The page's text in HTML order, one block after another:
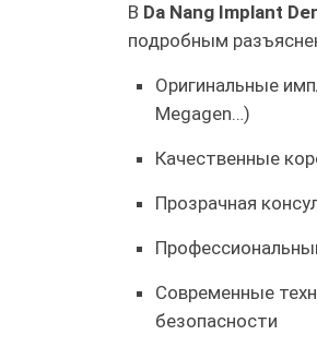
В Da Nang Implant
подробным
Оригинальные
Megagen…)
Качественные
Прозрачная
Современные
безопасности